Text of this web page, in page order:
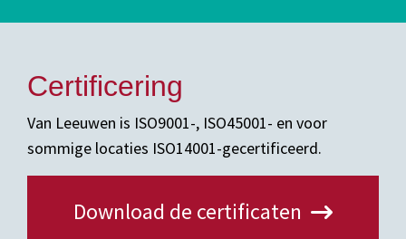
Certificering
Van Leeuwen is ISO9001-, ISO45001- en voor
sommige locaties ISO14001-gecertificeerd.
Download de certificaten